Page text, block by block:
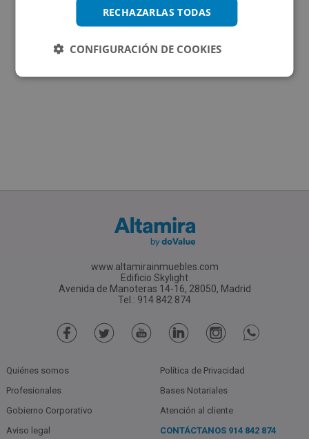
Impuestos no incluidos
4 inmuebles disponibles
Desde 3.000€
+ 10,81m 2
www.altamirainmuebles.com
Edificio Skylight
Avenida de Manoteras 14-16, 28050, Madrid
Tel.: 914 842 874
Quiénes somos
Profesionales
Gobierno Corporativo
Aviso legal
Política de Privacidad
Bases Notariales
Atención al cliente
CONTÁCTANOS 914 842 874
RECHAZARLAS TODAS
CONFIGURACIÓN DE COOKIES